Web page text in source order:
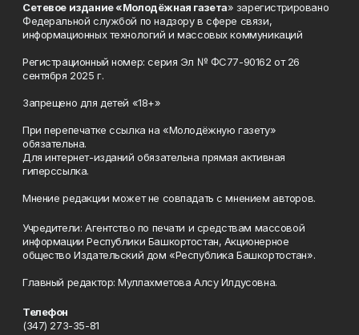
Сетевое издание «Молодёжная газета» зарегистрировано
Федеральной службой по надзору в сфере связи,
информационных технологий и массовых коммуникаций
Регистрационный номер: серия Эл № ФС77-90162 от 26
сентября 2025 г.
Запрещено для детей «18+»
При перепечатке ссылка на «Молодёжную газету»
обязательна.
Для интернет-изданий обязательна прямая активная
гиперссылка.
Мнение редакции может не совпадать с мнением авторов.
Учредители: Агентство по печати и средствам массовой
информации Республики Башкортостан, Акционерное
общество Издательский дом «Республика Башкортостан».
Главный редактор: Муллахметова Алсу Илдусовна.
Телефон
(347) 273-35-81